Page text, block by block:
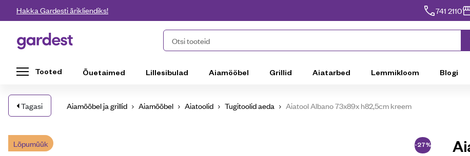
Liigu edasi põhisisu juurde
Hakka Gardesti ärikliendiks! 741 2110
Gardest Otsi tooteid
Tooted Õuetaimed Lillesibulad Aiamööbel Grillid Aiatarbed Lemmikloom Blogi
Tagasi Aiamööbel ja grillid Aiamööbel Aiatoolid Tugitoolid aeda Aiatool Albano 73x89x h82,5cm kreem
-27%
Lõpumüük